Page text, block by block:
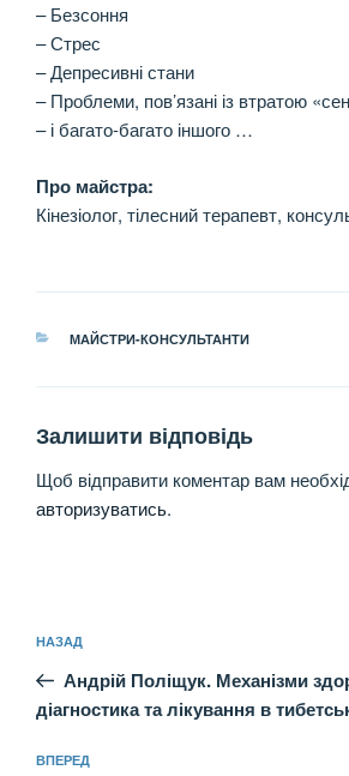
– Безсоння
– Стрес
– Депресивні стани
– Проблеми, пов’язані із втратою
– і багато-багато іншого …
Про майстра:
Кінезіолог, тілесний терапевт,
КАТЕГОРІЇ
МАЙСТРИ-КОНСУЛЬТАНТИ
Залишити відповідь
Щоб відправити коментар вам
авторизуватись.
записів
Попередній
запис:
НАЗАД
Андрій Поліщук. Механізми
діагностика та лікування в
Наступний
ВПЕРЕД